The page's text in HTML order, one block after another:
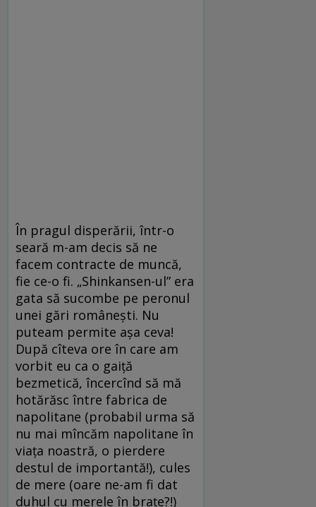
În pragul disperării, într-o
seară m-am decis să ne
facem contracte de muncă,
fie ce-o fi. „Shinkansen-ul” era
gata să sucombe pe peronul
unei gări românești. Nu
puteam permite așa ceva!
După cîteva ore în care am
vorbit eu ca o gaiță
bezmetică, încercînd să mă
hotărăsc între fabrica de
napolitane (probabil urma să
nu mai mîncăm napolitane în
viața noastră, o pierdere
destul de importantă!), cules
de mere (oare ne-am fi dat
duhul cu merele în brațe?!)